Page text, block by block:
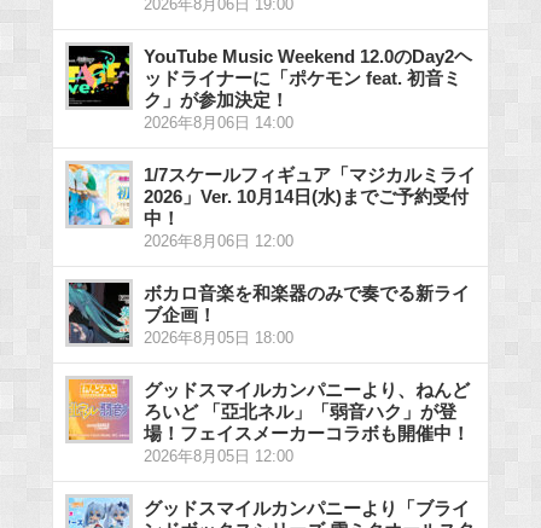
2026年8月06日 19:00
YouTube Music Weekend 12.0のDay2ヘ
ッドライナーに「ポケモン feat. 初音ミ
ク」が参加決定！
2026年8月06日 14:00
1/7スケールフィギュア「マジカルミライ
2026」Ver. 10月14日(水)までご予約受付
中！
2026年8月06日 12:00
ボカロ音楽を和楽器のみで奏でる新ライ
ブ企画！
2026年8月05日 18:00
グッドスマイルカンパニーより、ねんど
ろいど 「亞北ネル」「弱音ハク」が登
場！フェイスメーカーコラボも開催中！
2026年8月05日 12:00
グッドスマイルカンパニーより「ブライ